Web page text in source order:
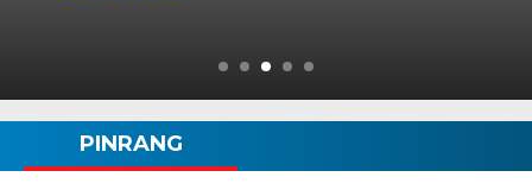
PINRANG